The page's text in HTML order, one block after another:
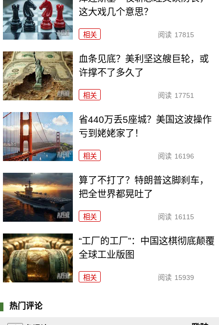
这大戏几个意思？
相关 阅读 17815
血条见底？美利坚这艘巨轮，或
许撑不了多久了
相关 阅读 17751
省440万丢5座城？美国这波操作
亏到姥姥家了！
相关 阅读 16196
算了不打了？特朗普这脚刹车，
把全世界都晃吐了
相关 阅读 16115
“工厂的工厂”：中国这棋彻底颠覆
全球工业版图
相关 阅读 15939
热门评论